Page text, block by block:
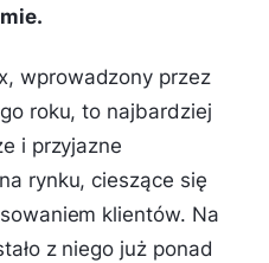
wprowadzony przez
roku, to najbardziej
i przyjazne
rynku, cieszące się
klientów. Na
z niego już ponad